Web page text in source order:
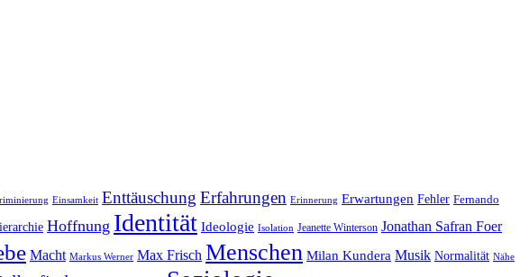
Einsamkeit Enttäuschung Erfahrungen Erinnerung Erwartungen Fehler Fernando
Hoffnung Identität Ideologie Isolation Jeanette Winterson Jonathan Safran Foer
Macht Markus Werner Max Frisch Menschen Milan Kundera Musik Normalität Nähe